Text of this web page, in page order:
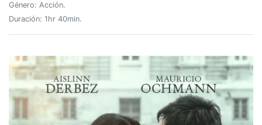
Género: Acción.
Duración: 1hr 40min.